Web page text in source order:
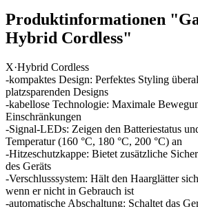
Produktinformationen
Hybrid Cordless"
X·Hybrid Cordless
-kompaktes Design: Perfektes Styling
platzsparenden Designs
-kabellose Technologie: Maximale
Einschränkungen
-Signal-LEDs: Zeigen den Batteriestatus
Temperatur (160 °C, 180 °C, 200 °C) an
-Hitzeschutzkappe: Bietet zusätzliche
des Geräts
-Verschlusssystem: Hält den Haarglätter
wenn er nicht in Gebrauch ist
-automatische Abschaltung: Schaltet das